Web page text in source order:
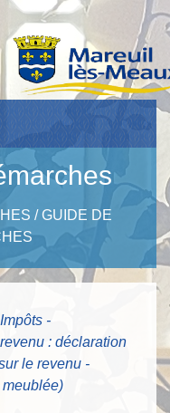
/GUIDE DE
-
: déclaration
le revenu -